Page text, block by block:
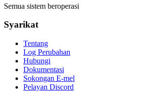
Semua sistem beroperasi
Syarikat
Tentang
Log Perubahan
Hubungi
Dokumentasi
Sokongan E-mel
Pelayan Discord